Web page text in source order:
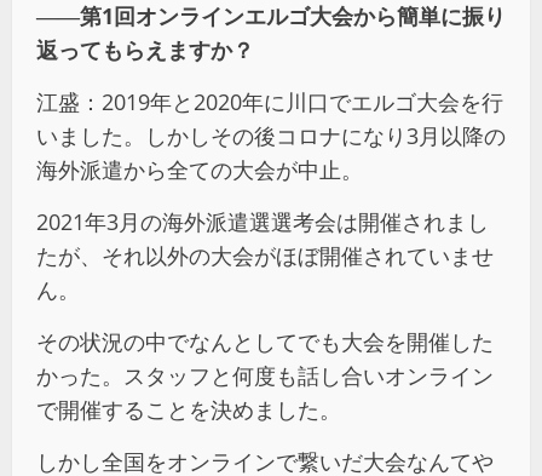
――第1回オンラインエルゴ大会から簡単に振り
返ってもらえますか？
江盛：2019年と2020年に川口でエルゴ大会を行
いました。しかしその後コロナになり3月以降の
海外派遣から全ての大会が中止。
2021年3月の海外派遣選選考会は開催されまし
たが、それ以外の大会がほぼ開催されていませ
ん。
その状況の中でなんとしてでも大会を開催した
かった。スタッフと何度も話し合いオンライン
で開催することを決めました。
しかし全国をオンラインで繋いだ大会なんてや